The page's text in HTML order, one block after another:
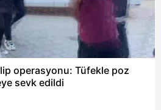
operasyonu: Tüfekle poz
sevk edildi